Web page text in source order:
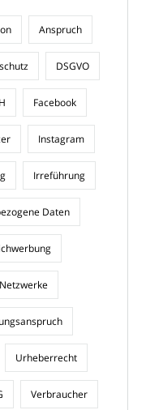
Anspruch
DSGVO
Facebook
Instagram
Irreführung
Daten
Urheberrecht
Verbraucher